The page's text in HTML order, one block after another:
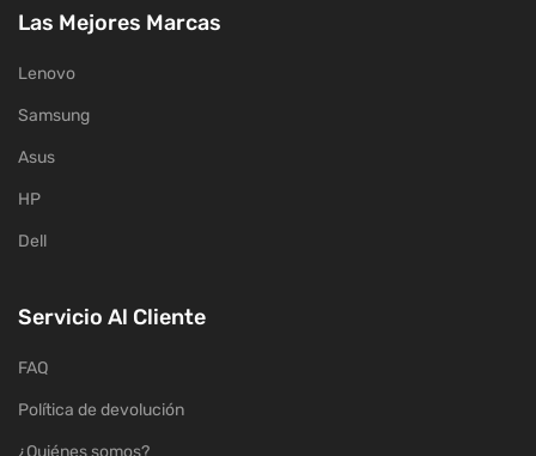
Las Mejores Marcas
Lenovo
Samsung
Asus
HP
Dell
Servicio Al Cliente
FAQ
Política de devolución
¿Quiénes somos?